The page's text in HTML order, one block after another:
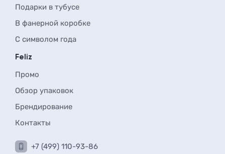
Подарки в тубусе
В фанерной коробке
С символом года
Feliz
Промо
Обзор упаковок
Брендирование
Контакты
+7 (499) 110-93-86